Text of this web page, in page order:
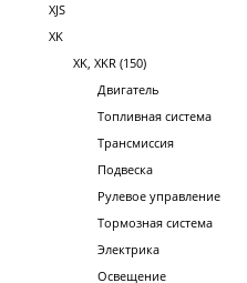
XJS
XK
XK, XKR (150)
Двигатель
Топливная система
Трансмиссия
Подвеска
Рулевое управление
Тормозная система
Электрика
Освещение